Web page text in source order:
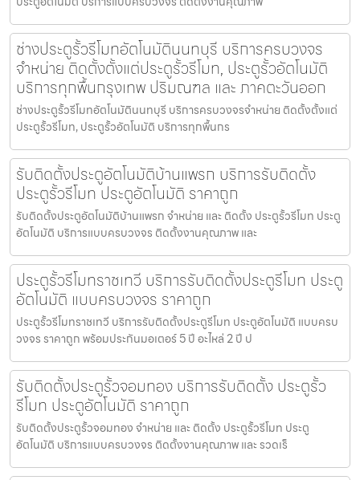
ช่างประตูรั้วรีโมทอัตโนมัตินนทบุรี บริการครบวงจร
จำหน่าย ติดตั้งตั้งแต่ประตูรั้วรีโมท, ประตูรั้วอัตโนมัติ
บริการทุกพื้นกรุงเทพ ปริมณฑล และ ภาคตะวันออก
ช่างประตูรั้วรีโมทอัตโนมัตินนทบุรี บริการครบวงจรจำหน่าย ติดตั้งตั้งแต่
ประตูรั้วรีโมท, ประตูรั้วอัตโนมัติ บริการทุกพื้นกร
รับติดตั้งประตูอัตโนมัติบ้านแพรก บริการรับติดตั้ง
ประตูรั้วรีโมท ประตูอัตโนมัติ ราคาถูก
รับติดตั้งประตูอัตโนมัติบ้านแพรก จำหน่าย และ ติดตั้ง ประตูรั้วรีโมท ประตู
อัตโนมัติ บริการแบบครบวงจร ติดตั้งงานคุณภาพ และ
ประตูรั้วรีโมทราชเทวี บริการรับติดตั้งประตูรีโมท ประตู
อัตโนมัติ แบบครบวงจร ราคาถูก
ประตูรั้วรีโมทราชเทวี บริการรับติดตั้งประตูรีโมท ประตูอัตโนมัติ แบบครบ
วงจร ราคาถูก พร้อมประกันมอเตอร์ 5 ปี อะไหล่ 2 ปี ป
รับติดตั้งประตูรั้วจอมทอง บริการรับติดตั้ง ประตูรั้ว
รีโมท ประตูอัตโนมัติ ราคาถูก
รับติดตั้งประตูรั้วจอมทอง จำหน่าย และ ติดตั้ง ประตูรั้วรีโมท ประตู
อัตโนมัติ บริการแบบครบวงจร ติดตั้งงานคุณภาพ และ รวดเร็